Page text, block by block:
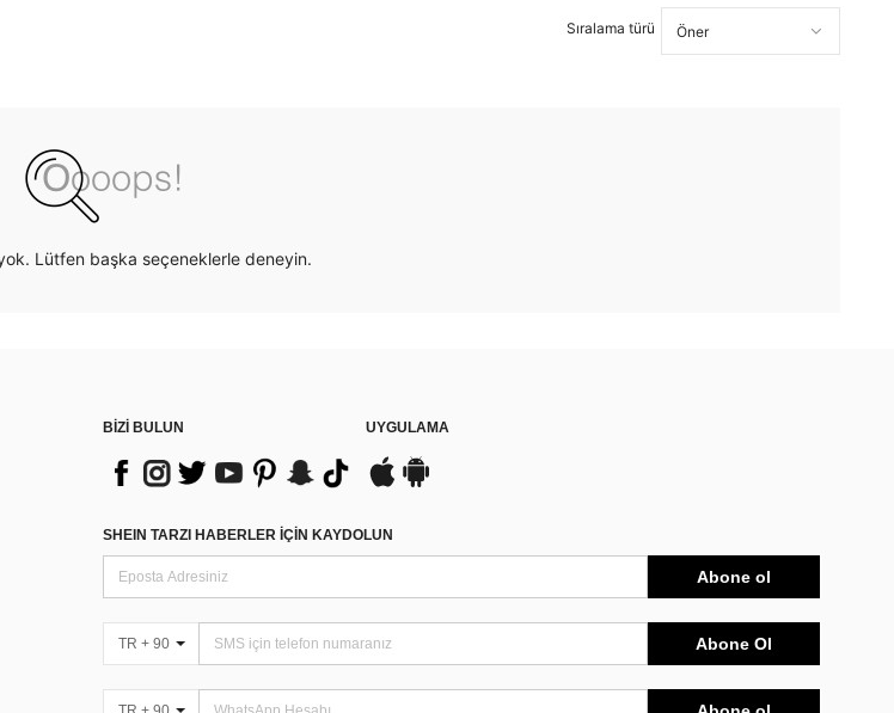
Sıralama türü
Lütfen başka seçeneklerle deneyin.
BİZİ BULUN UYGULAMA
SHEIN TARZI HABERLER IÇIN KAYDOLUN
Abone ol
TR + 90 Abone Ol